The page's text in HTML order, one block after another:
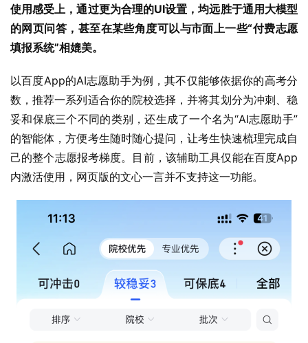
使用感受上，通过更为合理的UI设置，均远胜于通用大模型
的网页问答，甚至在某些角度可以与市面上一些“付费志愿
填报系统”相媲美。
以百度App的AI志愿助手为例，其不仅能够依据你的高考分
数，推荐一系列适合你的院校选择，并将其划分为冲刺、稳
妥和保底三个不同的类别，还生成了一个名为“AI志愿助手”
的智能体，方便考生随时随心提问，让考生快速梳理完成自
己的整个志愿报考梯度。目前，该辅助工具仅能在百度App
内激活使用，网页版的文心一言并不支持这一功能。